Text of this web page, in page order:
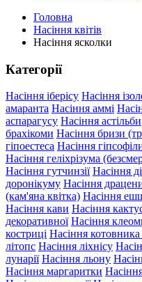
Головна
Насіння квітів
Насіння ясколки
Категорії
Насіння іберісу Насіння
амаранта Насіння аммі
аспарагусу Насіння астільби
брахікоми Насіння бризи
гіпоестеса Насіння
Насіння геліхрізума
Насіння гутчинзії Насіння
доронікуму Насіння
(кам'яна квітка) Насіння
Насіння кави Насіння
декоративної Насіння
костриці Насіння
літопс Насіння ліхнісу
лунарії Насіння льону
Насіння маргаритки